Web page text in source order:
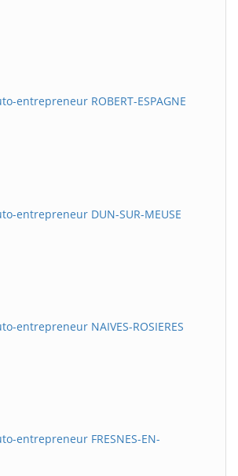
entrepreneur ROBERT-ESPAGNE
entrepreneur DUN-SUR-MEUSE
entrepreneur NAIVES-ROSIERES
entrepreneur FRESNES-EN-